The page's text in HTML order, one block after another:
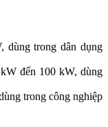
dùng trong dân dụng
đến 100 kW, dùng
trong công nghiệp